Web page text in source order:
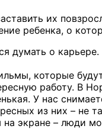
их
ребенка, о
думать о карьере.
которые
работу. В
У нас
из них – не
на экране – люди